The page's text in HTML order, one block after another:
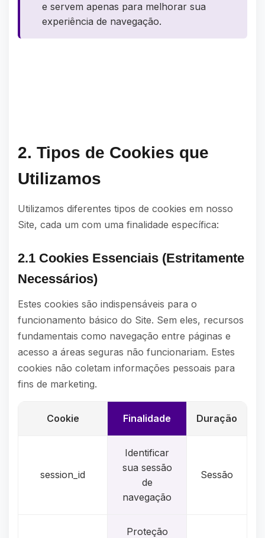
e servem apenas para melhorar sua
experiência de navegação.
2. Tipos de Cookies que
Utilizamos
Utilizamos diferentes tipos de cookies em nosso
Site, cada um com uma finalidade específica:
2.1 Cookies Essenciais (Estritamente
Necessários)
Estes cookies são indispensáveis para o
funcionamento básico do Site. Sem eles, recursos
fundamentais como navegação entre páginas e
acesso a áreas seguras não funcionariam. Estes
cookies não coletam informações pessoais para
fins de marketing.
Cookie Finalidade Duração
session_id
Identificar
sua sessão
de
navegação
Sessão
Proteção